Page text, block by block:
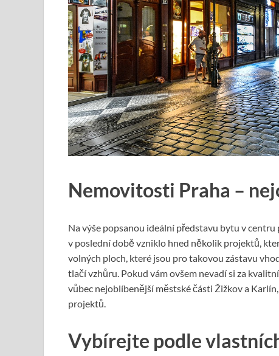
Nemovitosti Praha –
Na výše popsanou ideální představu bytu v
v poslední době vzniklo hned několik projektů,
volných ploch, které jsou pro takovou zástavu
tlačí vzhůru. Pokud vám ovšem nevadí si za
vůbec nejoblíbenější městské části Žižkov a
projektů.
Vybírejte podle